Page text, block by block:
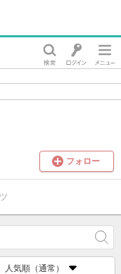
フォロー
人気順（通常）